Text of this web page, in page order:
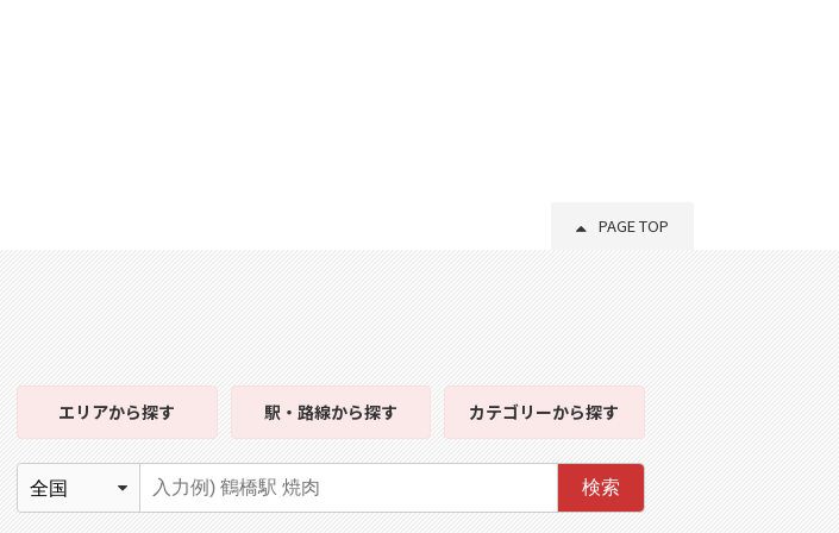
PAGE TOP
エリアから探す 駅・路線から探す カテゴリーから探す
検索